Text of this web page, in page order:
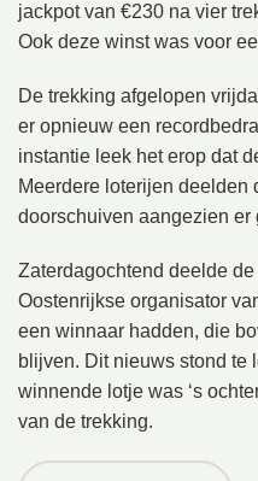
jackpot van €230 na vier
Ook deze winst was voor
De trekking afgelopen
er opnieuw een
instantie leek het erop dat
Meerdere loterijen deelden
doorschuiven aangezien er
Zaterdagochtend deelde
Oostenrijkse organisator
een winnaar hadden, die
blijven. Dit nieuws stond te
winnende lotje was ‘s
van de trekking.